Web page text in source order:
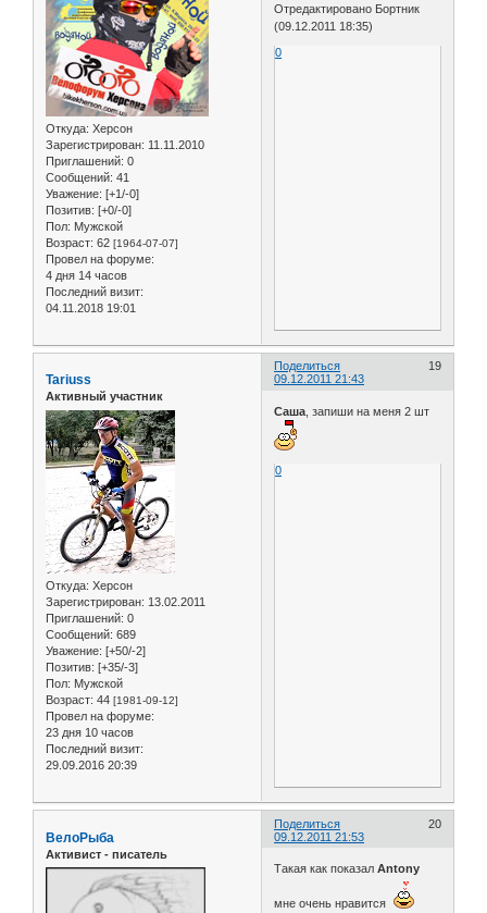
Откуда: Херсон
Зарегистрирован: 11.11.2010
Приглашений: 0
Сообщений: 41
Уважение: [+1/-0]
Позитив: [+0/-0]
Пол: Мужской
Возраст: 62 [1964-07-07]
Провел на форуме:
4 дня 14 часов
Последний визит:
04.11.2018 19:01
Отредактировано Бортник
(09.12.2011 18:35)
0
Поделиться
19
09.12.2011 21:43
Tariuss
Активный участник
Откуда: Херсон
Зарегистрирован: 13.02.2011
Приглашений: 0
Сообщений: 689
Уважение: [+50/-2]
Позитив: [+35/-3]
Пол: Мужской
Возраст: 44 [1981-09-12]
Провел на форуме:
23 дня 10 часов
Последний визит:
29.09.2016 20:39
Саша , запиши на меня 2 шт
0
Поделиться
20
09.12.2011 21:53
ВелоРыба
Активист - писатель
Такая как показалAntony
мне очень нравится